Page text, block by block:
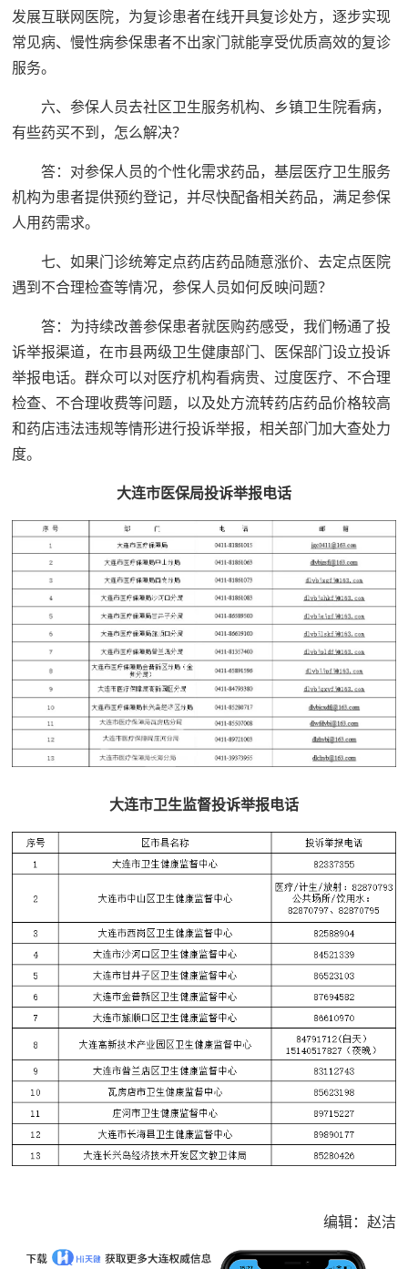
发展互联网医院，为复诊患者在线开具复诊处方，逐步实现
常见病、慢性病参保患者不出家门就能享受优质高效的复诊
服务。
六、参保人员去社区卫生服务机构、乡镇卫生院看病，
有些药买不到，怎么解决？
答：对参保人员的个性化需求药品，基层医疗卫生服务
机构为患者提供预约登记，并尽快配备相关药品，满足参保
人用药需求。
七、如果门诊统筹定点药店药品随意涨价、去定点医院
遇到不合理检查等情况，参保人员如何反映问题？
答：为持续改善参保患者就医购药感受，我们畅通了投
诉举报渠道，在市县两级卫生健康部门、医保部门设立投诉
举报电话。群众可以对医疗机构看病贵、过度医疗、不合理
检查、不合理收费等问题，以及处方流转药店药品价格较高
和药店违法违规等情形进行投诉举报，相关部门加大查处力
度。
大连市医保局投诉举报电话
大连市卫生监督投诉举报电话
编辑：赵洁